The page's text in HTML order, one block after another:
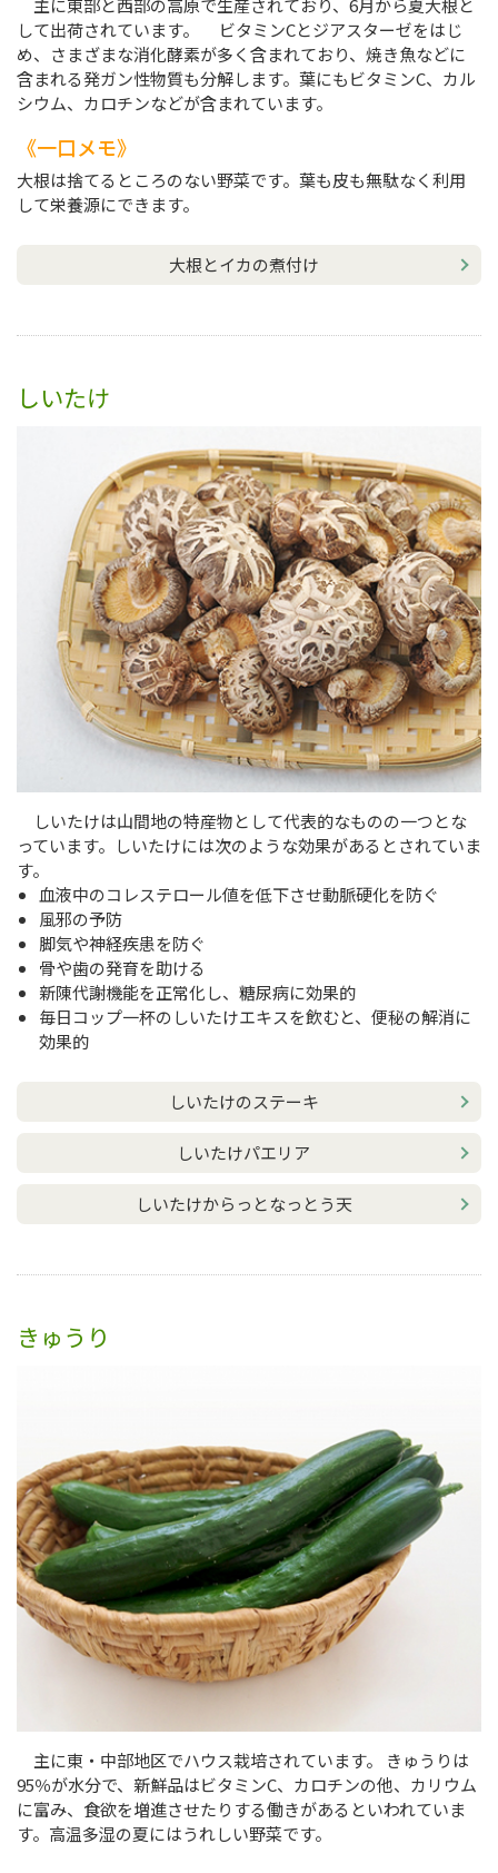
して出荷されています。 ビタミンCとジアスターゼをはじ
め、さまざまな消化酵素が多く含まれており、焼き魚などに
含まれる発ガン性物質も分解します。葉にもビタミンC、カル
シウム、カロチンなどが含まれています。
一口メモ
大根は捨てるところのない野菜です。葉も皮も無駄なく利用
して栄養源にできます。
大根とイカの煮付け
しいたけ
しいたけは山間地の特産物として代表的なものの一つとな
っています。しいたけには次のような効果があるとされていま
す。
血液中のコレステロール値を低下させ動脈硬化を防ぐ
風邪の予防
脚気や神経疾患を防ぐ
骨や歯の発育を助ける
新陳代謝機能を正常化し、糖尿病に効果的
毎日コップ一杯のしいたけエキスを飲むと、便秘の解消に
効果的
しいたけのステーキ
しいたけパエリア
しいたけからっとなっとう天
きゅうり
主に東・中部地区でハウス栽培されています。 きゅうりは
95％が水分で、新鮮品はビタミンC、カロチンの他、カリウム
に富み、食欲を増進させたりする働きがあるといわれていま
す。高温多湿の夏にはうれしい野菜です。